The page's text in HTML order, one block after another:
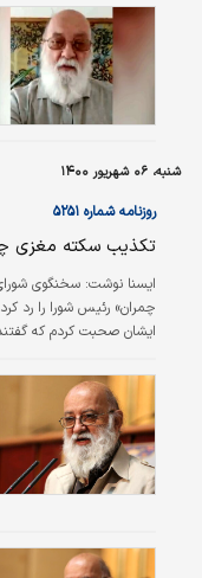
شنبه، ۰۶ شهریور ۱۴۰۰
روزنامه شماره ۵۲۵۱
تکذیب سکته مغزی
ایسنا نوشت: سخنگوی
ایشان صحبت کردم که